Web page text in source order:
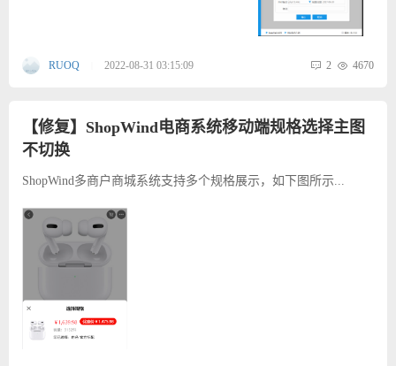
RUOQ 2022-08-31 03:15:09 2 4670
【修复】ShopWind电商系统移动端规格选择主图
不切换
ShopWind多商户商城系统支持多个规格展示，如下图所示...